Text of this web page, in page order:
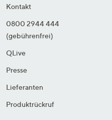
Kontakt
0800 2944 444
(gebührenfrei)
QLive
Presse
Lieferanten
Produktrückruf